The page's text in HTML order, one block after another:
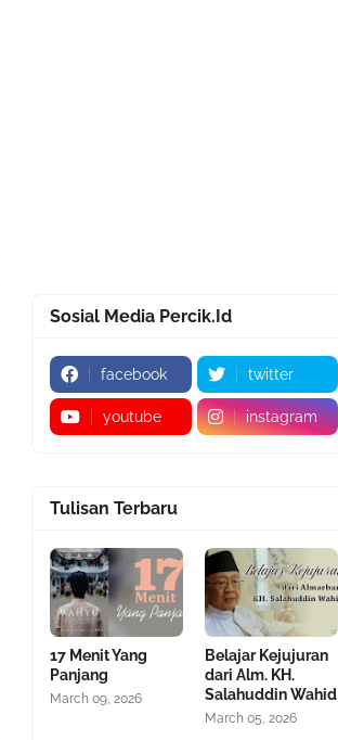
Sosial Media Percik.Id
facebook twitter
youtube instagram
Tulisan Terbaru
17 Menit Yang
Panjang
March 09, 2026
Belajar Kejujuran
dari Alm. KH.
Salahuddin Wahid
March 05, 2026